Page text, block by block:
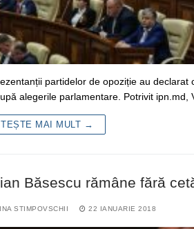
partidelor de opoziție au
alegerile parlamentare. Potrivit
MAI MULT →
Băsescu rămâne fără
STIMPOVSCHII 22 IANUARIE 2018